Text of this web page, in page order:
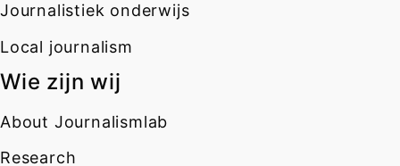
Journalistiek onderwijs
Local journalism
Wie zijn wij
About Journalismlab
Research